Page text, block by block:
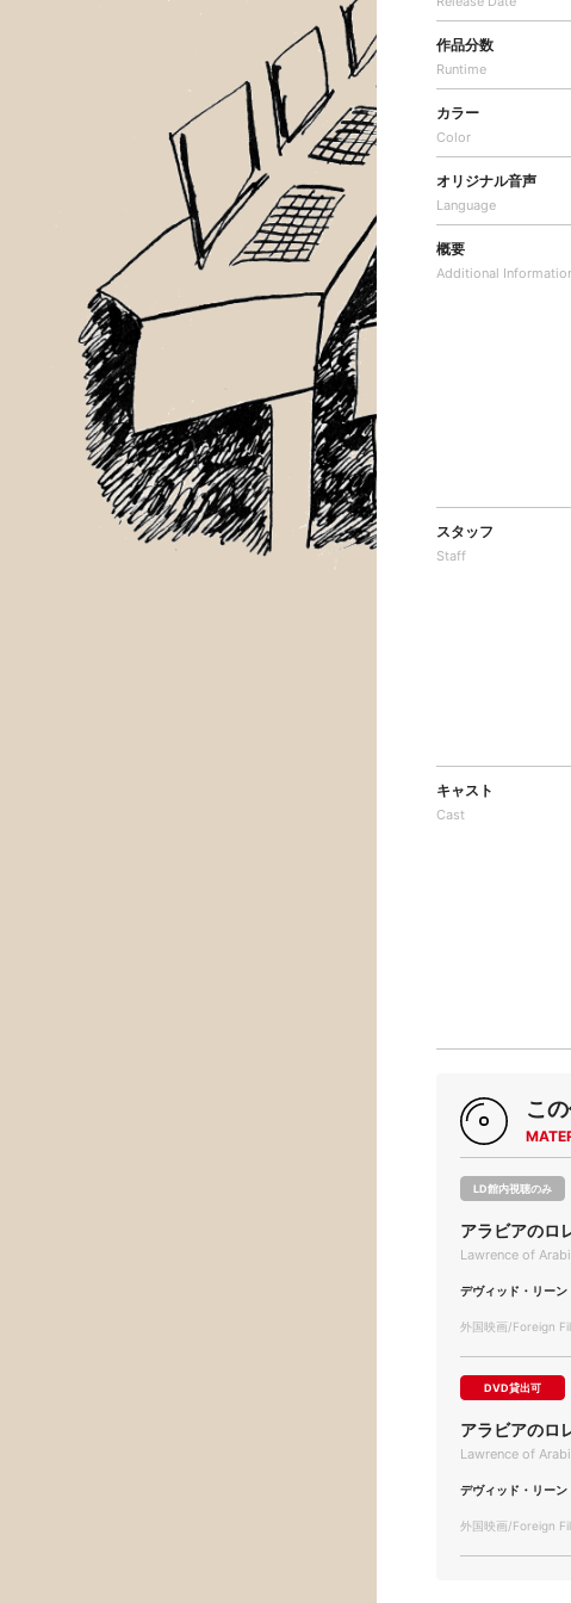
作品分数
Runtime
カラー
Color
オリジナル音声
Language
概要
Additional
スタッフ
Staff
キャスト
Cast
こ
LD館内視聴のみ
アラビアのロ
Lawrence of
デヴィッド・リーン
外国映画/Foreign
DVD貸出可
アラビアのロ
Lawrence of
デヴィッド・リーン
外国映画/Foreign